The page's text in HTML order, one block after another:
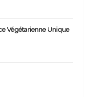
Végétarienne Unique